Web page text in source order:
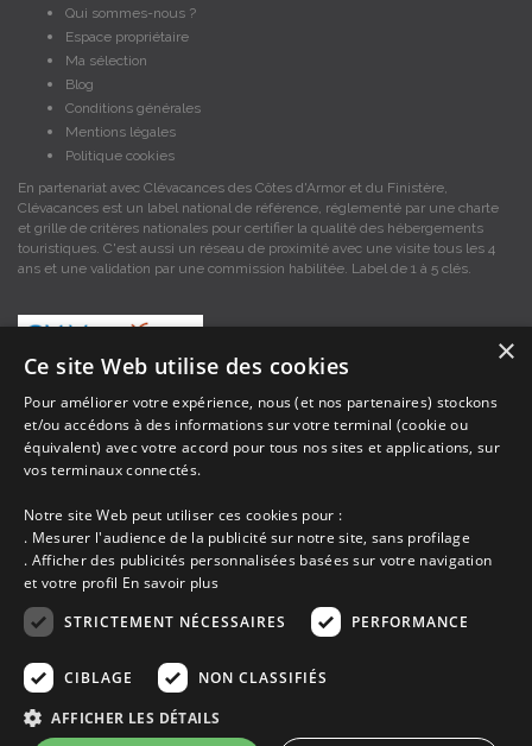
Qui sommes-nous ?
Espace propriétaire
Ma sélection
Blog
Conditions générales
Mentions légales
Politique cookies
En partenariat avec Clévacances des Côtes d'Armor et du Finistère,
Clévacances est un label national de référence, réglementé par une charte
et grille de critères nationales pour certifier la qualité des hébergements
touristiques. C'est aussi un réseau de proximité avec une visite tous les 4
ans et une validation par une commission habilitée. Label de 1 à 5 clés.
Les descriptions et photos contenues dans le site Armor-vacances sont sous
la responsabilité des propriétaires, ces informations sont indicatives et non
contractuelles. Les données sont protégées par copyright Armor-vacances.
Armor-vacances n'est pas un organisme et ne touche aucune commission
sur les locations, c'est simplement un annuaire d'hébergements de
vacances en Bretagne, un service de petites annonces de location DE
PARTICULIER A PARTICULIER.
Avant de prendre possession du logement vous devez obtenir du
propriétaire un contrat qui stipule les clauses et le descriptif de la location,
grâce à ce contrat vous pouvez faire valoir vos droits si le logement ne
×
Ce site Web utilise des cookies
Pour améliorer votre expérience, nous (et nos partenaires) stockons
et/ou accédons à des informations sur votre terminal (cookie ou
équivalent) avec votre accord pour tous nos sites et applications, sur
vos terminaux connectés.
Notre site Web peut utiliser ces cookies pour :
. Mesurer l'audience de la publicité sur notre site, sans profilage
. Afficher des publicités personnalisées basées sur votre navigation
et votre profil En savoir plus
STRICTEMENT NÉCESSAIRES
PERFORMANCE
CIBLAGE NON CLASSIFIÉS
AFFICHER LES DÉTAILS